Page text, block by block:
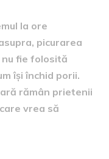
la ore
picurarea
nu fie folosită
își închid porii.
rămân prietenii
vrea să